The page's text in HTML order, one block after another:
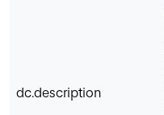
dc.description